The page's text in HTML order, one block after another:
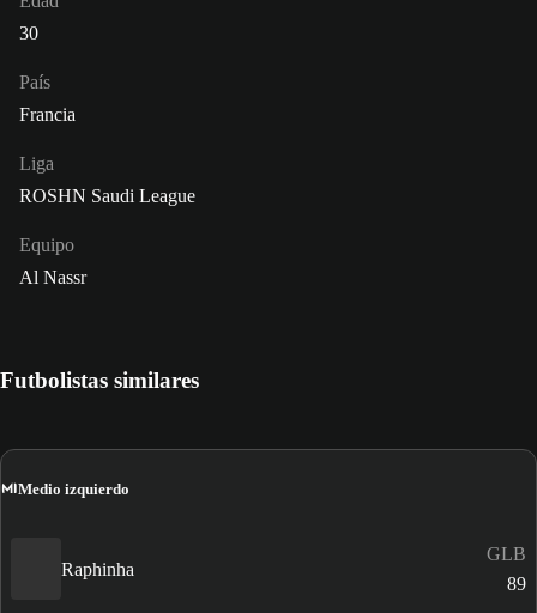
30
País
Francia
Liga
ROSHN Saudi League
Equipo
Al Nassr
Futbolistas similares
MIMedio izquierdo
Raphinha
GLB
89